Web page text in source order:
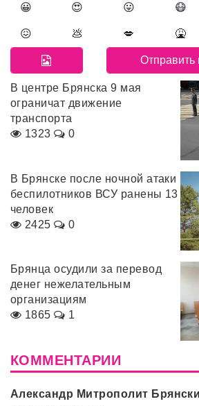
😀 😍 😛 😷
😖 💩 💋 🤮
В центре Брянска 9 мая
ограничат движение
транспорта
1323
0
В Брянске после ночной атаки
беспилотников ВСУ ранены 13
человек
2425
0
Брянца осудили за перевод
денег нежелательным
организациям
1865
1
КОММЕНТАРИИ
Александр Митрополит